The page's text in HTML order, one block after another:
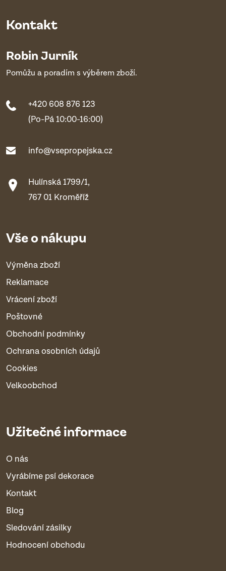
Kontakt
Robin Jurník
Pomůžu a poradím s výběrem zboží.
+420 608 876 123
(Po-Pá 10:00-16:00)
info@vsepropejska.cz
Hulínská 1799/1,
767 01 Kroměříž
Vše o nákupu
Výměna zboží
Reklamace
Vrácení zboží
Poštovné
Obchodní podmínky
Ochrana osobních údajů
Cookies
Velkoobchod
Užitečné informace
O nás
Vyrábíme psí dekorace
Kontakt
Blog
Sledování zásilky
Hodnocení obchodu